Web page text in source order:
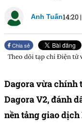
Anh Tuấn14:20 |
Chia sẻ
Theo dõi tạp chíĐiện tử
Dagora vừa chính
Dagora V2, đánh
nền tảng giao